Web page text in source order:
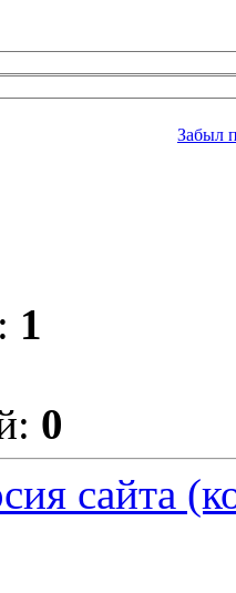
Забыл
1
0
сайта